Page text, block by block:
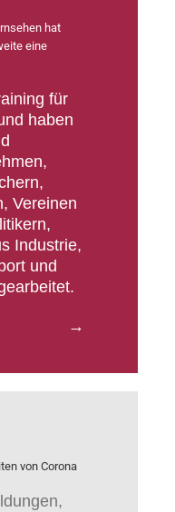
hat
eine
für
haben
Vereinen
Industrie,
und
→
von Corona